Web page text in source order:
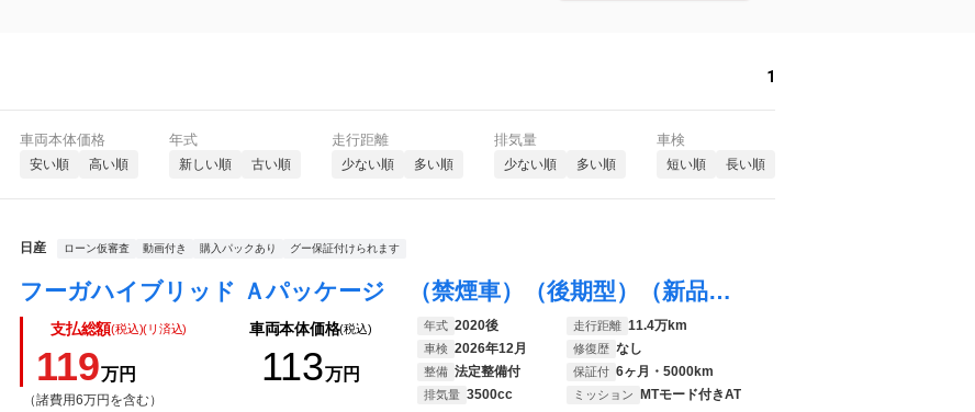
1
車両本体価格
安い順 高い順
年式
新しい順 古い順
走行距離
少ない順 多い順
排気量
少ない順 多い順
車検
短い順 長い順
日産 ローン仮審査 動画付き 購入パックあり グー保証付けられます
フーガハイブリッド Ａパッケージ （禁煙車）（後期型）（新品タイヤ）（記録簿８枚）（アラウンドビュー）（インテリジェントクルーズ）（エマージェンシーブレーキ）（クリアランスソナ）（ハーフレザー）（ＬＥＤ）（ＨＤＤナビ）（フルセグＴＶ）
支払総額(税込)(リ済込)
119万円
（諸費用6万円を含む）
車両本体価格(税込)
113万円
年式 2020後 走行距離 11.4万km
車検 2026年12月 修復歴 なし
整備 法定整備付 保証付 6ヶ月・5000km
排気量 3500cc ミッション MTモード付きAT